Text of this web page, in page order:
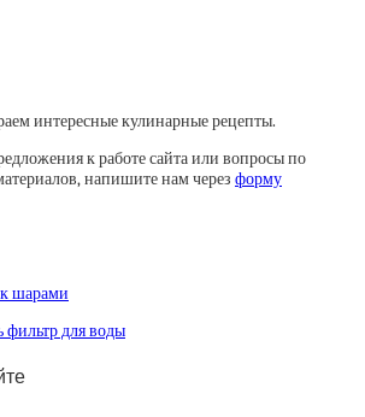
интересные кулинарные рецепты.
к работе сайта или вопросы по
напишите нам через форму
шарами
фильтр для воды